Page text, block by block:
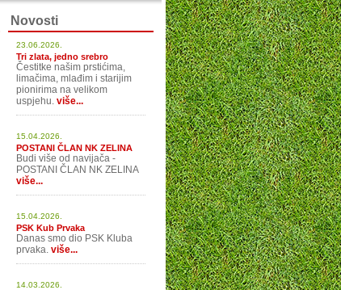
Novosti
23.06.2026.
Tri zlata, jedno srebro
Čestitke našim prstićima,
limačima, mlađim i starijim
pionirima na velikom
uspjehu. više...
15.04.2026.
POSTANI ČLAN NK ZELINA
Budi više od navijača -
POSTANI ČLAN NK ZELINA
više...
15.04.2026.
PSK Kub Prvaka
Danas smo dio PSK Kluba
prvaka. više...
14.03.2026.